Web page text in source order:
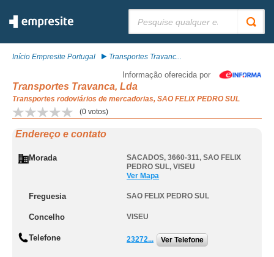
Início Empresite Portugal Transportes Travanc...
Informação oferecida por
Transportes Travanca, Lda
Transportes rodoviários de mercadorias, SAO FELIX PEDRO SUL
(0 votos)
Endereço e contato
Morada SACADOS, 3660-311, SAO FELIX
PEDRO SUL, VISEU
Ver Mapa
Freguesia SAO FELIX PEDRO SUL
Concelho VISEU
Telefone 23272... Ver Telefone